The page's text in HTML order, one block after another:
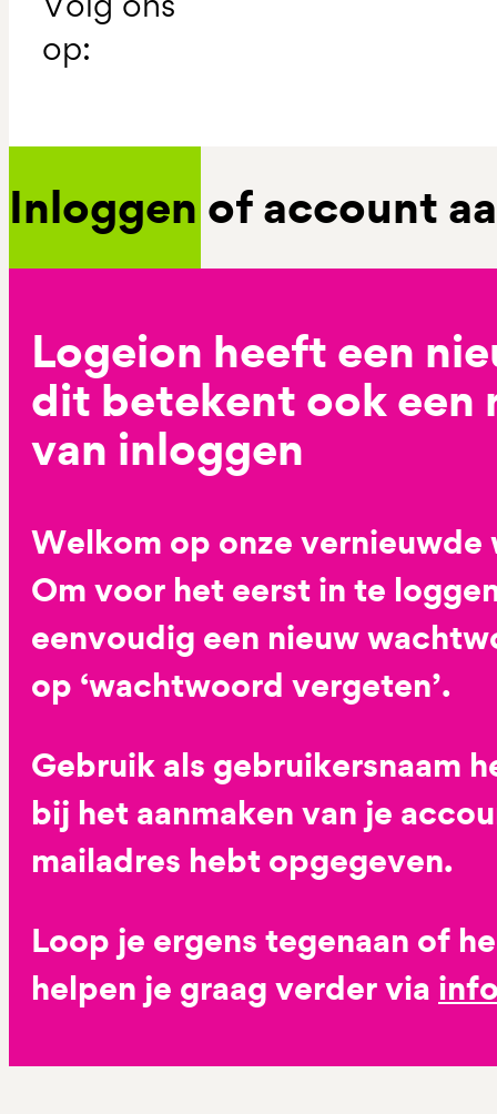
op:
Inloggen of account
Logeion heeft een
dit betekent ook een
van inloggen
Welkom op onze vernieuwde
Om voor het eerst in te
eenvoudig een nieuw
op ‘wachtwoord vergeten’.
Gebruik als gebruikersnaam
bij het aanmaken van je
mailadres hebt opgegeven.
Loop je ergens tegenaan of
helpen je graag verder via